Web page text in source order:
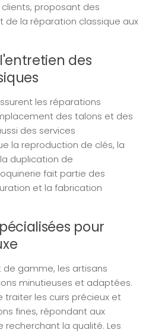
proposant des
de la réparation classique aux
des
les réparations
des talons et des
des services
la reproduction de clés, la
duplication de
fait partie des
et la fabrication
pour
de gamme, les artisans
minutieuses et adaptées.
traiter les cuirs précieux et
fines, répondant aux
recherchant la qualité. Les